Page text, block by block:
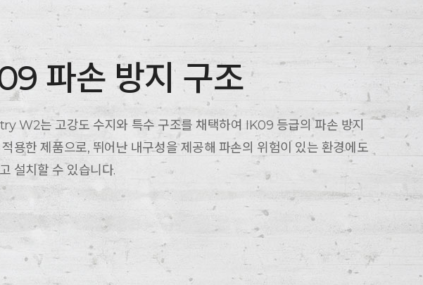
파손 방지 구조
W2는 고강도 수지와 특수 구조를 채택하여 IK09 등급의 파손 방지
용한 제품으로, 뛰어난 내구성을 제공해 파손의 위험이 있는 환경에도
설치할 수 있습니다.